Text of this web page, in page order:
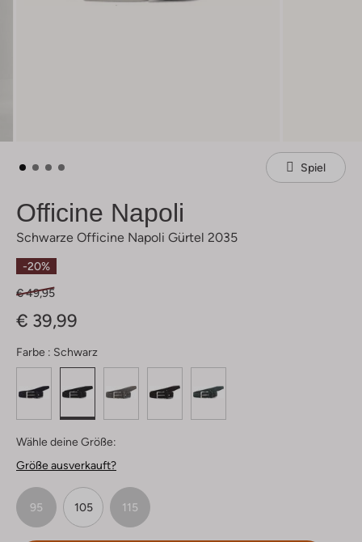
Spiel
Officine Napoli
Schwarze Officine Napoli Gürtel 2035
-20%
€ 49,95
€ 39,99
Farbe : Schwarz
Wähle deine Größe:
Größe ausverkauft?
95 105 115